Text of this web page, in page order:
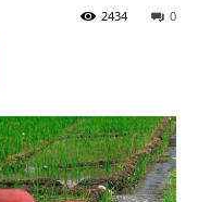
0
2434